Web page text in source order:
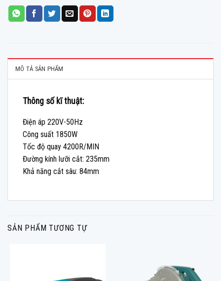
MÔ TẢ SẢN PHẨM
Thông số kĩ thuật:
Điện áp 220V-50Hz
Công suất 1850W
Tốc độ quay 4200R/MIN
Đường kính lưỡi cắt: 235mm
Khả năng cắt sâu: 84mm
SẢN PHẨM TƯƠNG TỰ